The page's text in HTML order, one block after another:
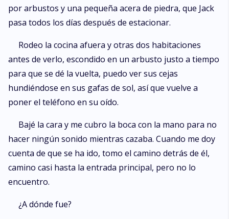
por arbustos y una pequeña acera de piedra, que Jack
pasa todos los días después de estacionar.
Rodeo la cocina afuera y otras dos habitaciones
antes de verlo, escondido en un arbusto justo a tiempo
para que se dé la vuelta, puedo ver sus cejas
hundiéndose en sus gafas de sol, así que vuelve a
poner el teléfono en su oído.
Bajé la cara y me cubro la boca con la mano para no
hacer ningún sonido mientras cazaba. Cuando me doy
cuenta de que se ha ido, tomo el camino detrás de él,
camino casi hasta la entrada principal, pero no lo
encuentro.
¿A dónde fue?